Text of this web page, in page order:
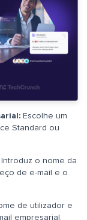
Escolhe um
Standard ou
Introduz o nome da
de e-mail e o
de utilizador e
empresarial.